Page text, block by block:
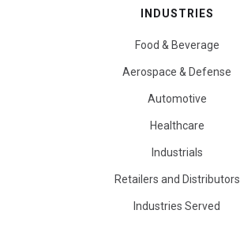
INDUSTRIES
Food & Beverage
Aerospace & Defense
Automotive
Healthcare
Industrials
Retailers and Distributors
Industries Served